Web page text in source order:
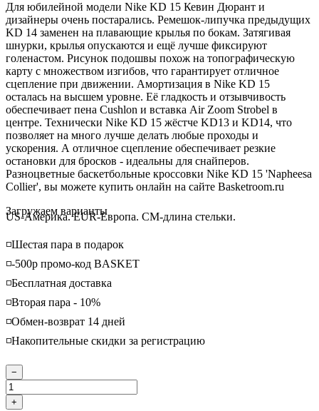
Для юбилейной модели Nike KD 15 Кевин Дюрант и
дизайнеры очень постарались. Ремешок-липучка предыдущих
KD 14 заменен на плавающие крылья по бокам. Затягивая
шнурки, крылья опускаются и ещё лучше фиксируют
голенастом. Рисунок подошвы похож на топографическую
карту с множеством изгибов, что гарантирует отличное
сцепление при движении. Амортизация в Nike KD 15
осталась на высшем уровне. Её гладкость и отзывчивость
обеспечивает пена Cushlon и вставка Air Zoom Strobel в
центре. Технически Nike KD 15 жёстче KD13 и KD14, что
позволяет на много лучше делать любые проходы и
ускорения. А отличное сцепление обеспечивает резкие
остановки для бросков - идеальны для снайперов.
Разноцветные баскетбольные кроссовки Nike KD 15 'Napheesa
Collier', вы можете купить онлайн на сайте Basketroom.ru
Loading...
Загружаем варианты
US-Америка. EUR-Европа. CM-длина стельки.
◽️Шестая пара в подарок
◽️-500р промо-код BASKET
◽️Бесплатная доставка
◽️Вторая пара - 10%
◽️Обмен-возврат 14 дней
◽️Накопительные скидки за регистрацию
−
+